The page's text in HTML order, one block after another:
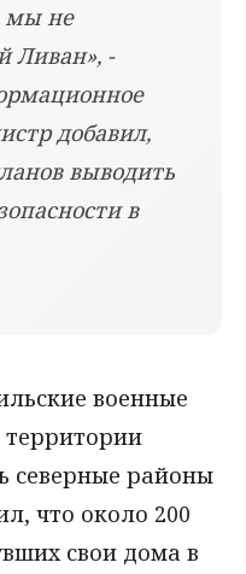
мы не
Ливан», -
добавил,
выводить
в
военные
северные районы
что около 200
свои дома в